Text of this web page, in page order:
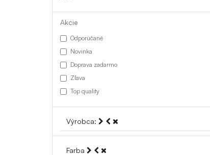
Akcie
Odporúčané
Novinka
Doprava zadarmo
Zľava
Top quality
Výrobca:
Farba